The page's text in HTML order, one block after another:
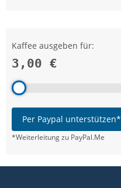
Kaffee ausgeben für:
3,00 €
Per Paypal unterstützen*
*Weiterleitung zu PayPal.Me